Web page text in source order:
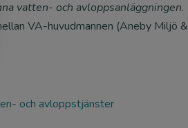
vatten- och avloppsanläggningen.
VA-huvudmannen (Aneby Miljö &
och avloppstjänster